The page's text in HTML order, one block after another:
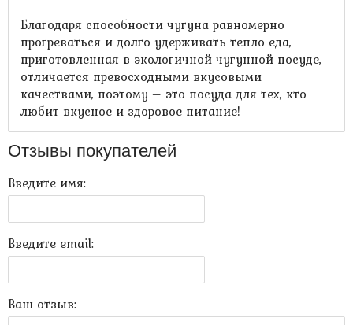
Благодаря способности чугуна равномерно
прогреваться и долго удерживать тепло еда,
приготовленная в экологичной чугунной посуде,
отличается превосходными вкусовыми
качествами, поэтому – это посуда для тех, кто
любит вкусное и здоровое питание!
Отзывы покупателей
Введите имя:
Введите email:
Ваш отзыв: